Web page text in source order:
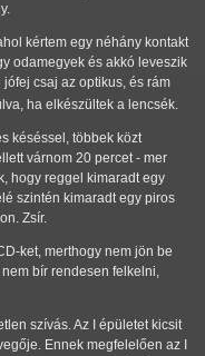
kértem egy néhány kontakt
odamegyek és akkó leveszik
csaj az optikus, és rám
ha elkészültek a lencsék.
késéssel, többek közt
várnom 20 percet - mer
hogy reggel kimaradt egy
szintén kimaradt egy piros
Zsír.
ket, merthogy nem jön be
bír rendesen felkelni,
szívás. Az I épületet kicsit
Ennek megfelelően az I